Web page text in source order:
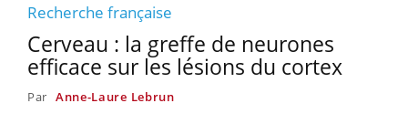
Recherche française
Cerveau : la greffe de neurones
efficace sur les lésions du cortex
Par Anne-Laure Lebrun